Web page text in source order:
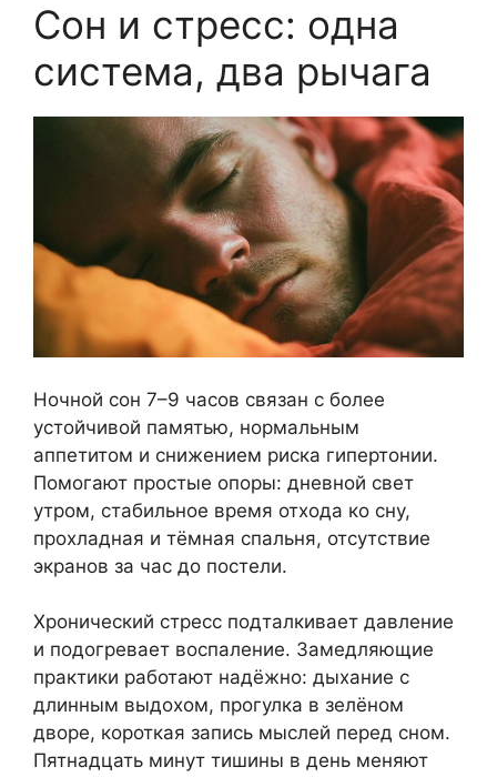
Сон и стресс: одна
система, два рычага
Ночной сон 7–9 часов связан с более
устойчивой памятью, нормальным
аппетитом и снижением риска гипертонии.
Помогают простые опоры: дневной свет
утром, стабильное время отхода ко сну,
прохладная и тёмная спальня, отсутствие
экранов за час до постели.
Хронический стресс подталкивает давление
и подогревает воспаление. Замедляющие
практики работают надёжно: дыхание с
длинным выдохом, прогулка в зелёном
дворе, короткая запись мыслей перед сном.
Пятнадцать минут тишины в день меняют